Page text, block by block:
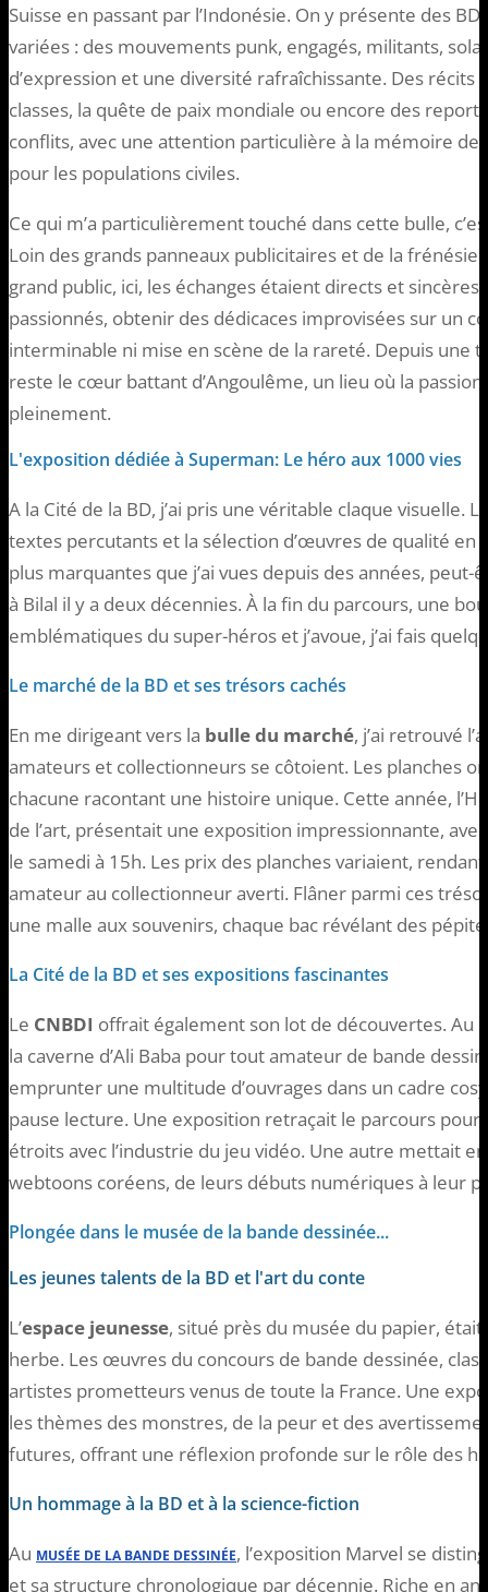
Suisse en passant par l’Indonésie. On y présente des
variées : des mouvements punk, engagés, militants,
d’expression et une diversité rafraîchissante. Des
classes, la quête de paix mondiale ou encore des
conflits, avec une attention particulière à la mémoire
pour les populations civiles.
Ce qui m’a particulièrement touché dans cette bulle,
Loin des grands panneaux publicitaires et de la
grand public, ici, les échanges étaient directs et sincères.
passionnés, obtenir des dédicaces improvisées sur un
interminable ni mise en scène de la rareté. Depuis une
reste le cœur battant d’Angoulême, un lieu où la
pleinement.
L'exposition dédiée à Superman: Le héro aux 1000 vies
A la Cité de la BD, j’ai pris une véritable claque visuelle.
textes percutants et la sélection d’œuvres de qualité en
plus marquantes que j’ai vues depuis des années,
à Bilal il y a deux décennies. À la fin du parcours, une
emblématiques du super-héros et j’avoue, j’ai fais
Le marché de la BD et ses trésors cachés
En me dirigeant vers la bulle du marché, j’ai retrouvé
amateurs et collectionneurs se côtoient. Les planches
chacune racontant une histoire unique. Cette année,
de l’art, présentait une exposition impressionnante,
le samedi à 15h. Les prix des planches variaient,
amateur au collectionneur averti. Flâner parmi ces
une malle aux souvenirs, chaque bac révélant des
La Cité de la BD et ses expositions fascinantes
Le CNBDI offrait également son lot de découvertes. Au
la caverne d’Ali Baba pour tout amateur de bande
emprunter une multitude d’ouvrages dans un cadre
pause lecture. Une exposition retraçait le parcours pour
étroits avec l’industrie du jeu vidéo. Une autre mettait
webtoons coréens, de leurs débuts numériques à leur
Plongée dans le musée de la bande dessinée...
Les jeunes talents de la BD et l'art du conte
L’espace jeunesse, situé près du musée du papier,
herbe. Les œuvres du concours de bande dessinée,
artistes prometteurs venus de toute la France. Une
les thèmes des monstres, de la peur et des
futures, offrant une réflexion profonde sur le rôle des
Un hommage à la BD et à la science-fiction
Au MUSÉE DE LA BANDE DESSINÉE, l’exposition Marvel se
et sa structure chronologique par décennie. Riche en